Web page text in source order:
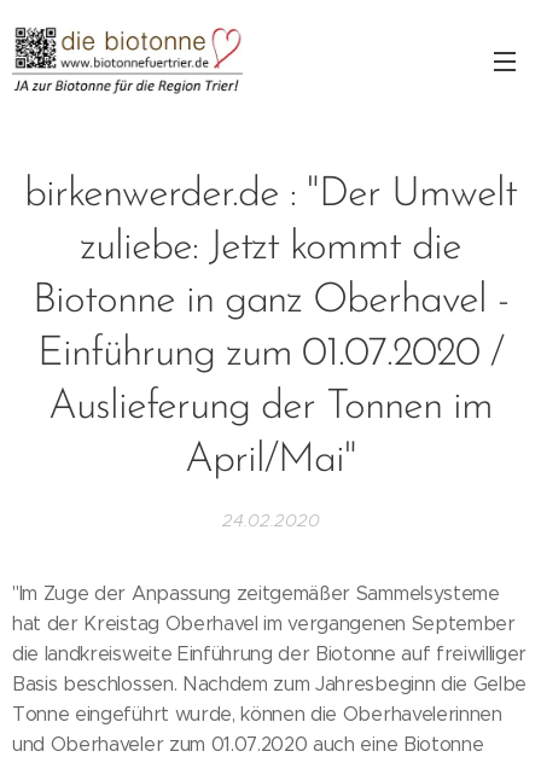
birkenwerder.de : "Der Umwelt
zuliebe: Jetzt kommt die
Biotonne in ganz Oberhavel -
Einführung zum 01.07.2020 /
Auslieferung der Tonnen im
April/Mai"
24.02.2020
"Im Zuge der Anpassung zeitgemäßer Sammelsysteme
hat der Kreistag Oberhavel im vergangenen September
die landkreisweite Einführung der Biotonne auf freiwilliger
Basis beschlossen. Nachdem zum Jahresbeginn die Gelbe
Tonne eingeführt wurde, können die Oberhavelerinnen
und Oberhaveler zum 01.07.2020 auch eine Biotonne